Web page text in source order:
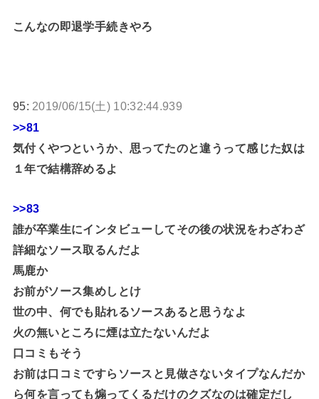
こんなの即退学手続きやろ
95: 2019/06/15(土) 10:32:44.939
>>81
気付くやつというか、思ってたのと違うって感じた奴は
１年で結構辞めるよ
>>83
誰が卒業生にインタビューしてその後の状況をわざわざ
詳細なソース取るんだよ
馬鹿か
お前がソース集めしとけ
世の中、何でも貼れるソースあると思うなよ
火の無いところに煙は立たないんだよ
口コミもそう
お前は口コミですらソースと見做さないタイプなんだか
ら何を言っても煽ってくるだけのクズなのは確定だし